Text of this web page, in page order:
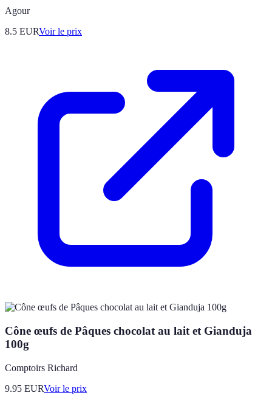
Agour
8.5 EURVoir le prix
Cône œufs de Pâques chocolat au lait et Gianduja
100g
Comptoirs Richard
9.95 EURVoir le prix